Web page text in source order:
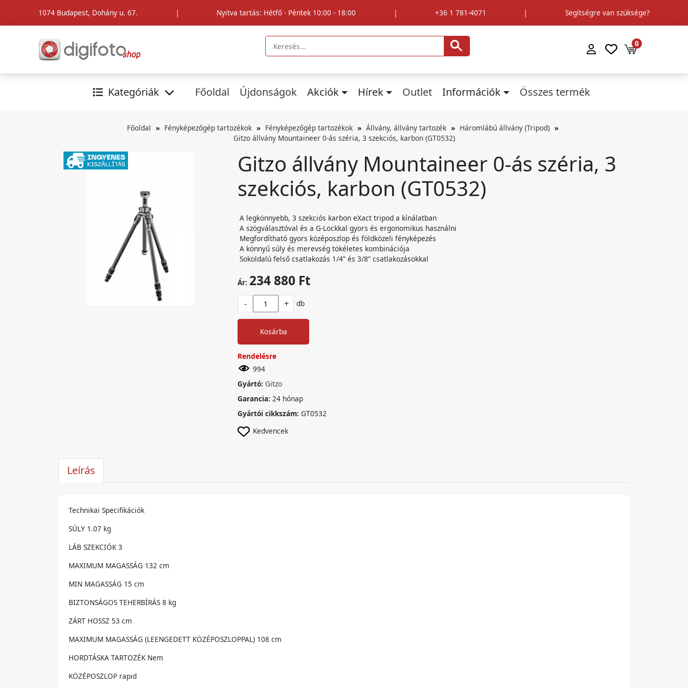
1074 Budapest, Dohány u. 67. | Nyitva tartás: Hétfő - Péntek 10:00 - 18:00 | +36 1 781-4071 | Segítségre van szüksége?
0
Kategóriák Főoldal Újdonságok Akciók Hírek Outlet Információk Összes termék
Főoldal Fényképezőgép tartozékok Fényképezőgép tartozékok Állvány, állvány tartozék
Háromlábú állvány (Tripod)
Gitzo állvány Mountaineer 0-ás széria, 3 szekciós, karbon (GT0532)
Gitzo állvány Mountaineer 0-ás széria, 3
szekciós, karbon (GT0532)
A legkönnyebb, 3 szekciós karbon eXact tripod a kínálatban
A szögválasztóval és a G-Lockkal gyors és ergonomikus használni
Megfordítható gyors középoszlop és földközeli fényképezés
A könnyű súly és merevség tökéletes kombinációja
Sokoldalú felső csatlakozás 1/4” és 3/8” csatlakozásokkal
Ár: 234 880 Ft
- + db
Kosárba
Rendelésre
994
Gyártó: Gitzo
Garancia: 24 hónap
Gyártói cikkszám: GT0532
Kedvencek
Leírás
Technikai Specifikációk
SÚLY 1.07 kg
LÁB SZEKCIÓK 3
MAXIMUM MAGASSÁG 132 cm
MIN MAGASSÁG 15 cm
BIZTONSÁGOS TEHERBÍRÁS 8 kg
ZÁRT HOSSZ 53 cm
MAXIMUM MAGASSÁG (LEENGEDETT KÖZÉPOSZLOPPAL) 108 cm
HORDTÁSKA TARTOZÉK Nem
KÖZÉPOSZLOP rapid